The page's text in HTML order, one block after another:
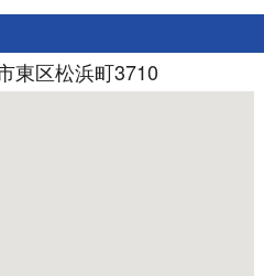
東区松浜町3710